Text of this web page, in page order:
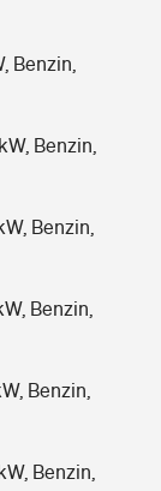
Benzin,
Benzin,
Benzin,
Benzin,
Benzin,
Benzin,